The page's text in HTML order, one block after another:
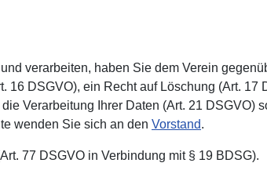
verarbeiten, haben Sie dem Verein
DSGVO), ein Recht auf Löschung (Art. 17
Verarbeitung Ihrer Daten (Art. 21 DSGVO)
wenden Sie sich an den Vorstand.
77 DSGVO in Verbindung mit § 19 BDSG).